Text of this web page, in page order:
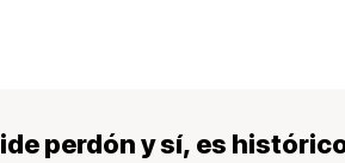
perdón y sí, es